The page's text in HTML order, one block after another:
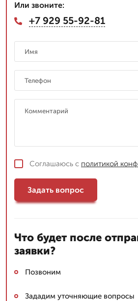
Или звоните:
+7 929 55-92-81
Соглашаюсь с политикой
Задать вопрос
Что будет после
заявки?
Позвоним
Зададим уточняющие вопросы